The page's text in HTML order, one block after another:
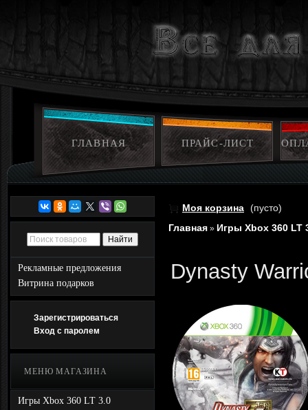
ГЛАВНАЯ ПРАЙС-ЛИСТ
Рекламные предложения
Витрина подарков
Зарегистрироваться
Вход с паролем
МЕНЮ МАГАЗИНА
Игры Xbox 360 LT 3.0
Моя корзина (пусто)
Главная » Игры Xbox 360 LT
Dynasty